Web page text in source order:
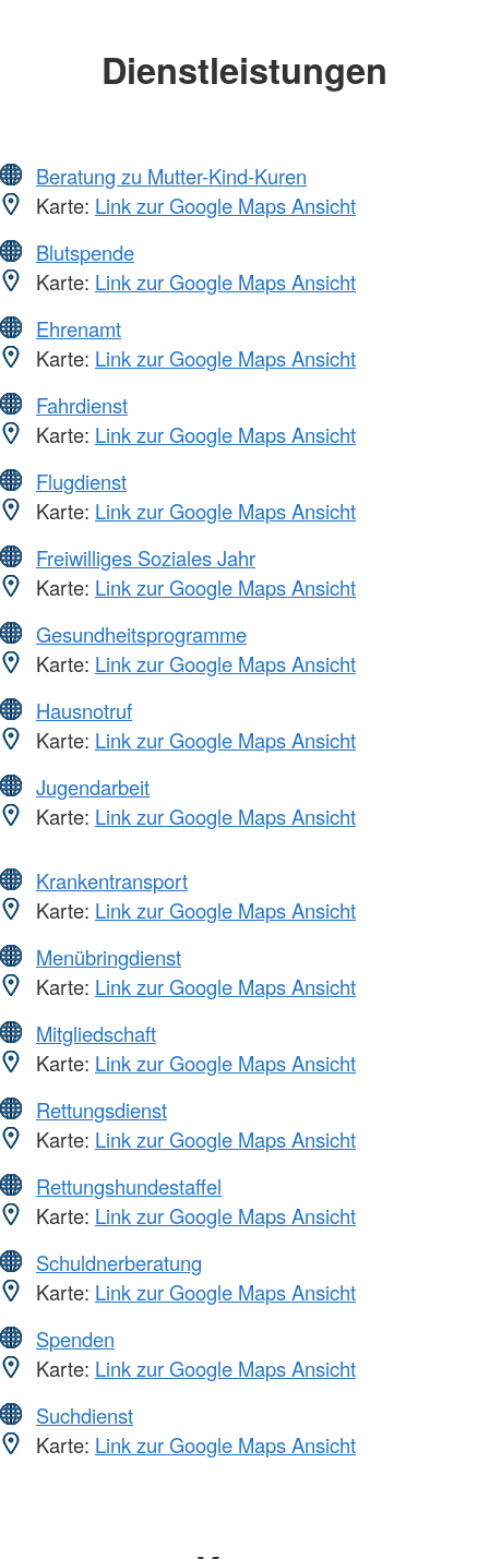
Dienstleistungen
Beratung zu Mutter-Kind-Kuren
Karte: Link zur Google Maps Ansicht
Blutspende
Karte: Link zur Google Maps Ansicht
Ehrenamt
Karte: Link zur Google Maps Ansicht
Fahrdienst
Karte: Link zur Google Maps Ansicht
Flugdienst
Karte: Link zur Google Maps Ansicht
Freiwilliges Soziales Jahr
Karte: Link zur Google Maps Ansicht
Gesundheitsprogramme
Karte: Link zur Google Maps Ansicht
Hausnotruf
Karte: Link zur Google Maps Ansicht
Jugendarbeit
Karte: Link zur Google Maps Ansicht
Krankentransport
Karte: Link zur Google Maps Ansicht
Menübringdienst
Karte: Link zur Google Maps Ansicht
Mitgliedschaft
Karte: Link zur Google Maps Ansicht
Rettungsdienst
Karte: Link zur Google Maps Ansicht
Rettungshundestaffel
Karte: Link zur Google Maps Ansicht
Schuldnerberatung
Karte: Link zur Google Maps Ansicht
Spenden
Karte: Link zur Google Maps Ansicht
Suchdienst
Karte: Link zur Google Maps Ansicht